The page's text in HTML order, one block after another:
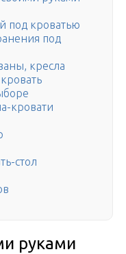
под кроватью
под
кресла
кровати
стол
руками